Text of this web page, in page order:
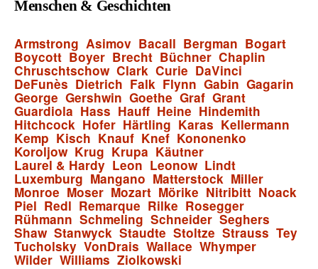
Menschen & Geschichten
Armstrong Asimov Bacall Bergman Bogart
Boycott Boyer Brecht Büchner Chaplin
Chruschtschow Clark Curie DaVinci
DeFunès Dietrich Falk Flynn Gabin Gagarin
George Gershwin Goethe Graf Grant
Guardiola Hass Hauff Heine Hindemith
Hitchcock Hofer Härtling Karas Kellermann
Kemp Kisch Knauf Knef Kononenko
Koroljow Krug Krupa Käutner
Laurel & Hardy Leon Leonow Lindt
Luxemburg Mangano Matterstock Miller
Monroe Moser Mozart Mörike Nitribitt Noack
Piel Redl Remarque Rilke Rosegger
Rühmann Schmeling Schneider Seghers
Shaw Stanwyck Staudte Stoltze Strauss Tey
Tucholsky VonDrais Wallace Whymper
Wilder Williams Ziolkowski